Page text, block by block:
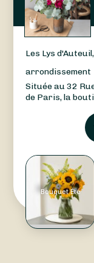
Les Lys
arrondissement
Située au 32
de Paris, la
Bouquet Été